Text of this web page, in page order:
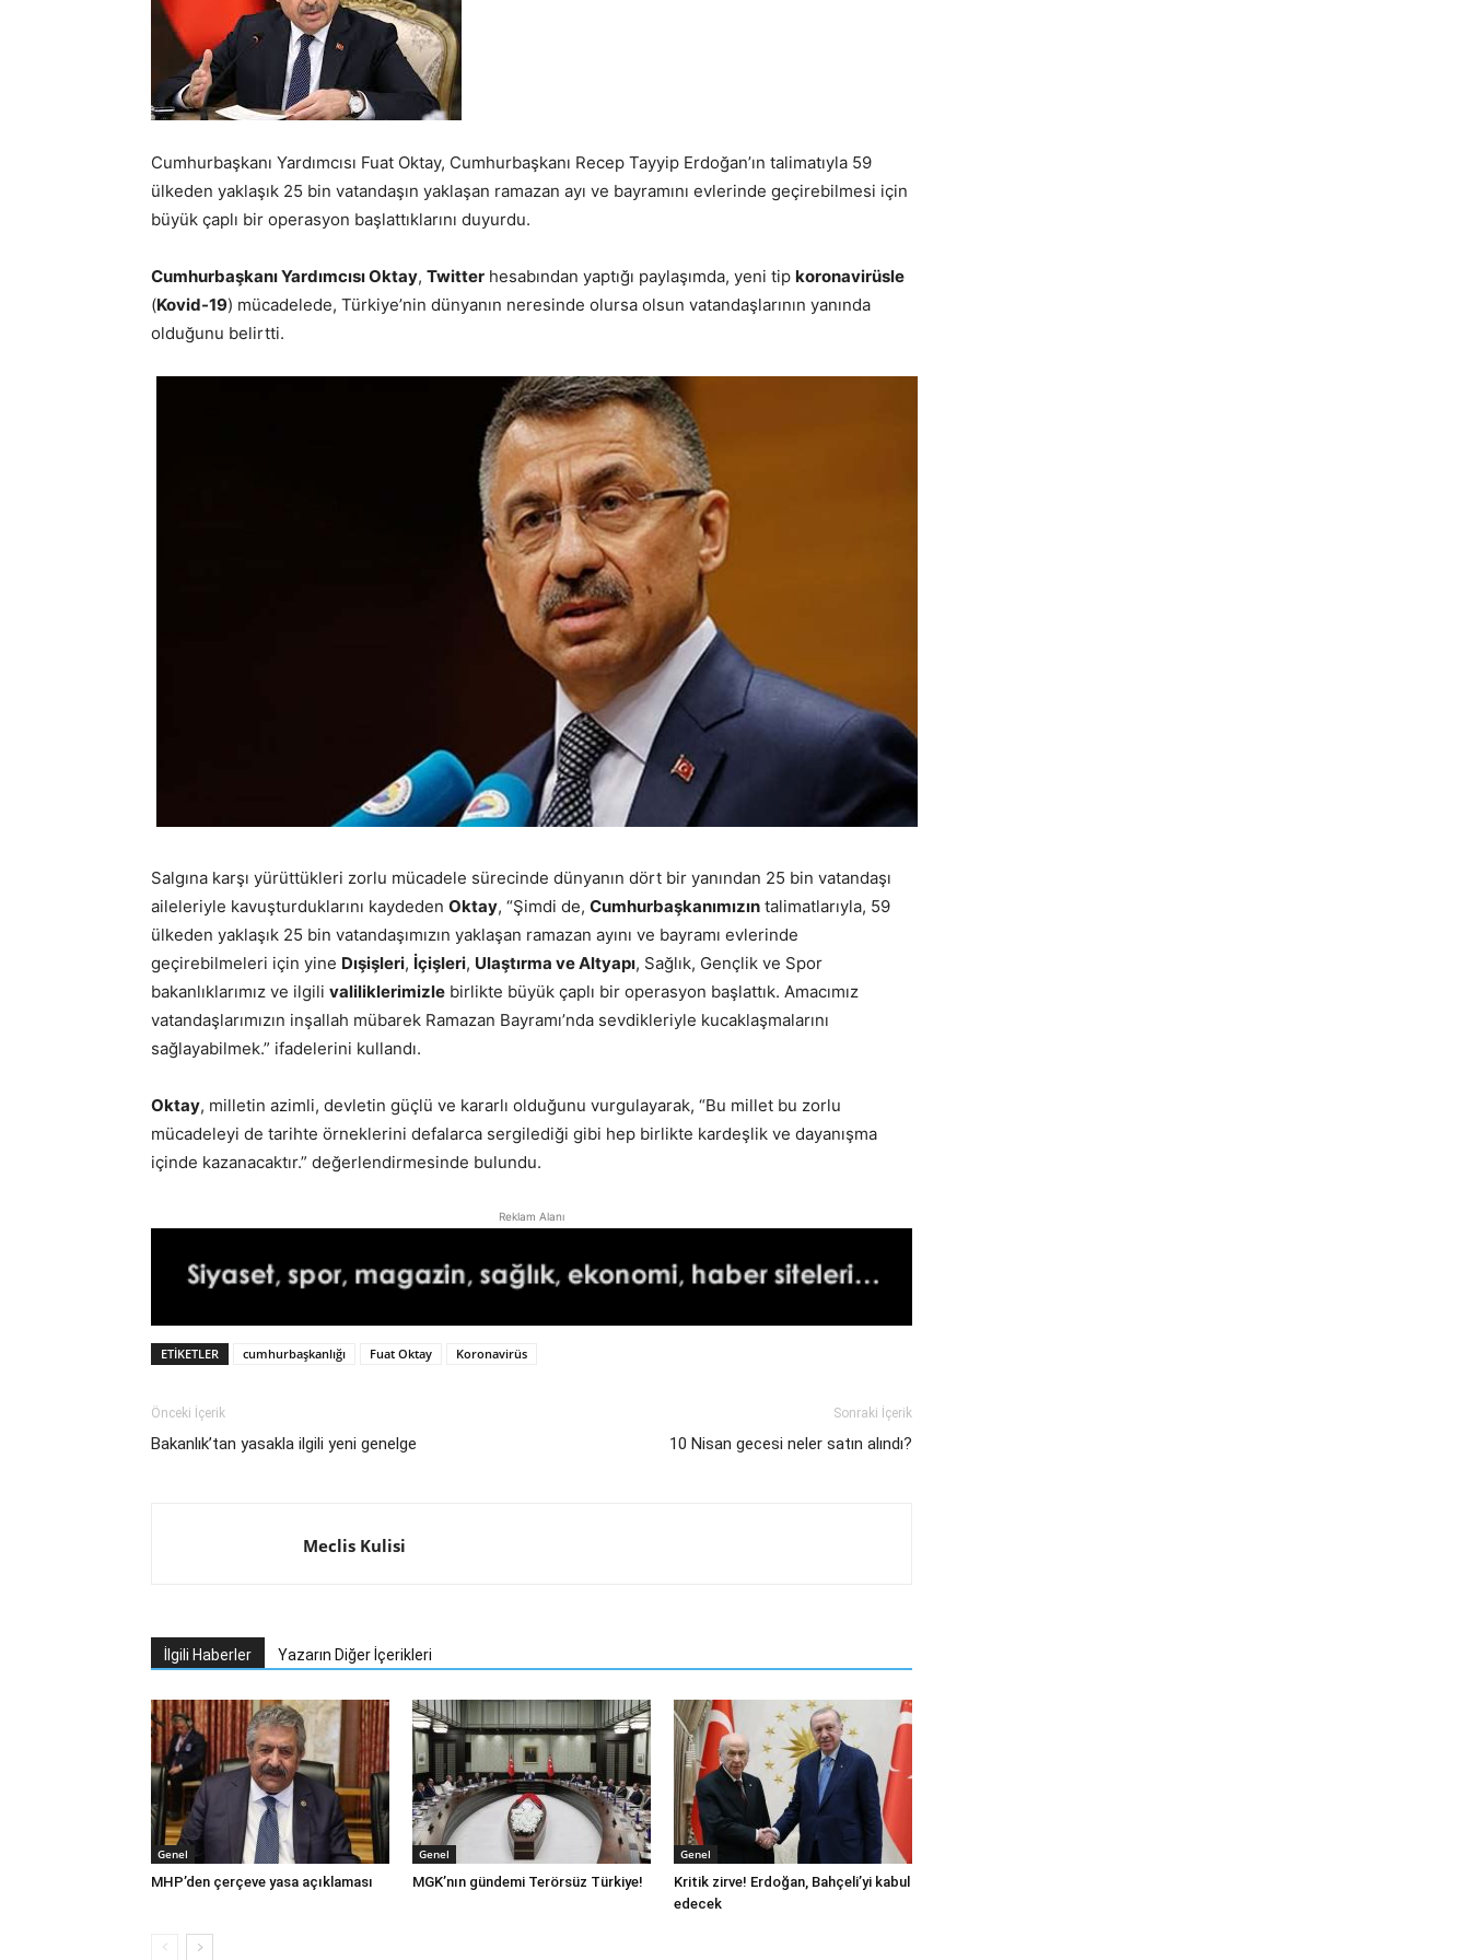
Cumhurbaşkanı Yardımcısı Fuat Oktay, Cumhurbaşkanı Recep Tayyip Erdoğan’ın talimatıyla 59
ülkeden yaklaşık 25 bin vatandaşın yaklaşan ramazan ayı ve bayramını evlerinde geçirebilmesi için
büyük çaplı bir operasyon başlattıklarını duyurdu.
Cumhurbaşkanı Yardımcısı Oktay, Twitter hesabından yaptığı paylaşımda, yeni tip koronavirüsle
(Kovid-19) mücadelede, Türkiye’nin dünyanın neresinde olursa olsun vatandaşlarının yanında
olduğunu belirtti.
Salgına karşı yürüttükleri zorlu mücadele sürecinde dünyanın dört bir yanından 25 bin vatandaşı
aileleriyle kavuşturduklarını kaydeden Oktay, “Şimdi de, Cumhurbaşkanımızın talimatlarıyla, 59
ülkeden yaklaşık 25 bin vatandaşımızın yaklaşan ramazan ayını ve bayramı evlerinde
geçirebilmeleri için yine Dışişleri, İçişleri, Ulaştırma ve Altyapı, Sağlık, Gençlik ve Spor
bakanlıklarımız ve ilgili valiliklerimizle birlikte büyük çaplı bir operasyon başlattık. Amacımız
vatandaşlarımızın inşallah mübarek Ramazan Bayramı’nda sevdikleriyle kucaklaşmalarını
sağlayabilmek.” ifadelerini kullandı.
Oktay, milletin azimli, devletin güçlü ve kararlı olduğunu vurgulayarak, “Bu millet bu zorlu
mücadeleyi de tarihte örneklerini defalarca sergilediği gibi hep birlikte kardeşlik ve dayanışma
içinde kazanacaktır.” değerlendirmesinde bulundu.
Reklam Alanı
ETIKETLER cumhurbaşkanlığı Fuat Oktay Koronavirüs
Önceki İçerik
Bakanlık’tan yasakla ilgili yeni genelge
Sonraki İçerik
10 Nisan gecesi neler satın alındı?
Meclis Kulisi
İlgili Haberler Yazarın Diğer İçerikleri
Genel
MHP’den çerçeve yasa açıklaması
Genel
MGK’nın gündemi Terörsüz Türkiye!
Genel
Kritik zirve! Erdoğan, Bahçeli’yi kabul
edecek